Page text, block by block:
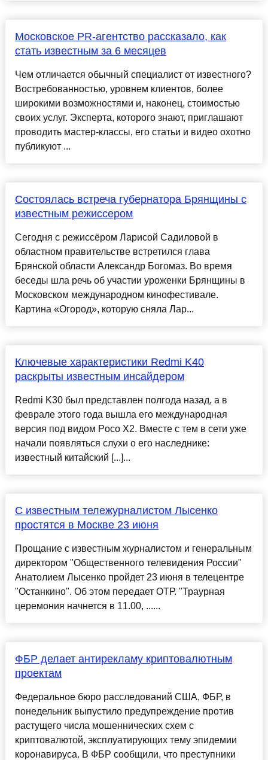
Московское PR-агентство рассказало, как
стать известным за 6 месяцев
Чем отличается обычный специалист от известного?
Востребованностью, уровнем клиентов, более
широкими возможностями и, наконец, стоимостью
своих услуг. Эксперта, которого знают, приглашают
проводить мастер-классы, его статьи и видео охотно
публикуют ...
Состоялась встреча губернатора Брянщины с
известным режиссером
Сегодня с режиссёром Ларисой Садиловой в
областном правительстве встретился глава
Брянской области Александр Богомаз. Во время
беседы шла речь об участии уроженки Брянщины в
Московском международном кинофестивале.
Картина «Огород», которую сняла Лар...
Ключевые характеристики Redmi K40
раскрыты известным инсайдером
Redmi K30 был представлен полгода назад, а в
феврале этого года вышла его международная
версия под видом Poco X2. Вместе с тем в сети уже
начали появляться слухи о его наследнике:
известный китайский [...]...
С известным тележурналистом Лысенко
простятся в Москве 23 июня
Прощание с известным журналистом и генеральным
директором "Общественного телевидения России"
Анатолием Лысенко пройдет 23 июня в телецентре
"Останкино". Об этом передает ОТР. "Траурная
церемония начнется в 11.00, ......
ФБР делает антирекламу криптовалютным
проектам
Федеральное бюро расследований США, ФБР, в
понедельник выпустило предупреждение против
растущего числа мошеннических схем с
криптовалютой, эксплуатирующих тему эпидемии
коронавируса. В ФБР сообщили, что преступники